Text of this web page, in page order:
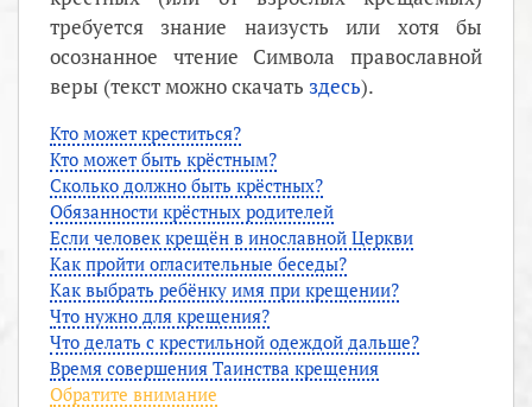
требуется знание наизусть или хотя бы
осознанное чтение Символа православной
веры (текст можно скачать здесь).
Кто может креститься?
Кто может быть крёстным?
Сколько должно быть крёстных?
Обязанности крёстных родителей
Если человек крещён в инославной Церкви
Как пройти огласительные беседы?
Как выбрать ребёнку имя при крещении?
Что нужно для крещения?
Что делать с крестильной одеждой дальше?
Время совершения Таинства крещения
Обратите внимание